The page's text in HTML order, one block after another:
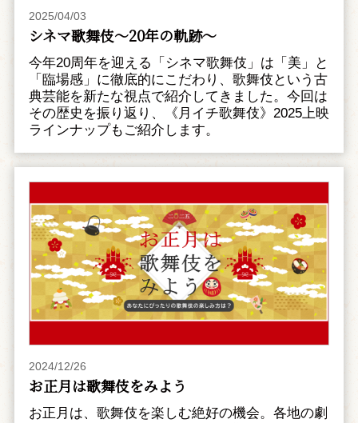
2025/04/03
シネマ歌舞伎～20年の軌跡～
今年20周年を迎える「シネマ歌舞伎」は「美」と
「臨場感」に徹底的にこだわり、歌舞伎という古
典芸能を新たな視点で紹介してきました。今回は
その歴史を振り返り、《月イチ歌舞伎》2025上映
ラインナップもご紹介します。
2024/12/26
お正月は歌舞伎をみよう
お正月は、歌舞伎を楽しむ絶好の機会。各地の劇